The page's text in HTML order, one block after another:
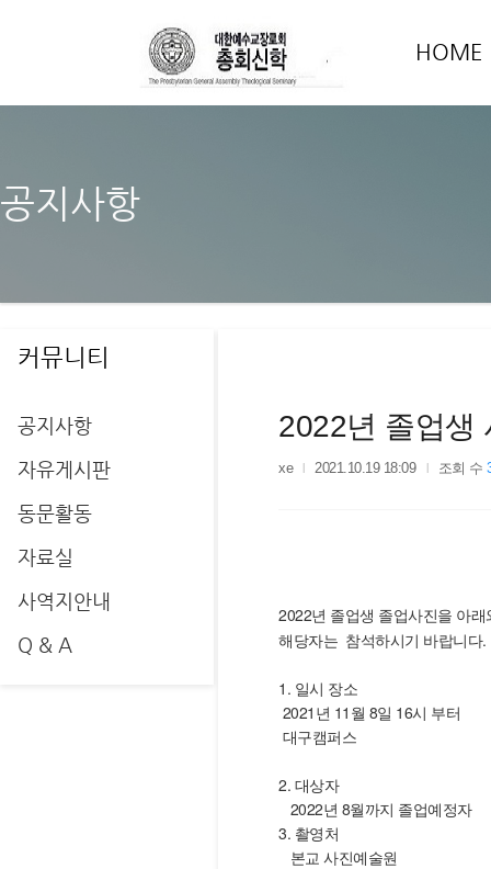
HOME
공지사항
커뮤니티
공지사항
자유게시판
동문활동
자료실
사역지안내
Q & A
2022년 졸업생
xe 2021.10.19 18:09 조회 수
2022년 졸업생 졸업사진을 아
해당자는 참석하시기 바랍니다.
1. 일시 장소
2021년 11월 8일 16시 부터
대구캠퍼스
2. 대상자
2022년 8월까지 졸업예정자
3. 촬영처
본교 사진예술원